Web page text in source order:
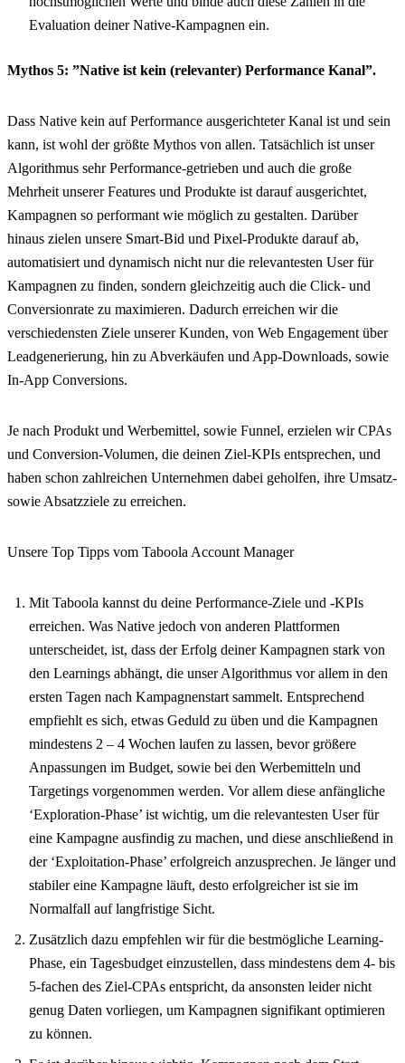
Evaluation deiner Native-Kampagnen ein.
Mythos 5: ”Native ist kein (relevanter) Performance Kanal”.
Dass Native kein auf Performance ausgerichteter Kanal ist und sein
kann, ist wohl der größte Mythos von allen. Tatsächlich ist unser
Algorithmus sehr Performance-getrieben und auch die große
Mehrheit unserer Features und Produkte ist darauf ausgerichtet,
Kampagnen so performant wie möglich zu gestalten. Darüber
hinaus zielen unsere Smart-Bid und Pixel-Produkte darauf ab,
automatisiert und dynamisch nicht nur die relevantesten User für
Kampagnen zu finden, sondern gleichzeitig auch die Click- und
Conversionrate zu maximieren. Dadurch erreichen wir die
verschiedensten Ziele unserer Kunden, von Web Engagement über
Leadgenerierung, hin zu Abverkäufen und App-Downloads, sowie
In-App Conversions.
Je nach Produkt und Werbemittel, sowie Funnel, erzielen wir CPAs
und Conversion-Volumen, die deinen Ziel-KPIs entsprechen, und
haben schon zahlreichen Unternehmen dabei geholfen, ihre Umsatz-
sowie Absatzziele zu erreichen.
Unsere Top Tipps vom Taboola Account Manager
Mit Taboola kannst du deine Performance-Ziele und -KPIs
erreichen. Was Native jedoch von anderen Plattformen
unterscheidet, ist, dass der Erfolg deiner Kampagnen stark von
den Learnings abhängt, die unser Algorithmus vor allem in den
ersten Tagen nach Kampagnenstart sammelt. Entsprechend
empfiehlt es sich, etwas Geduld zu üben und die Kampagnen
mindestens 2 – 4 Wochen laufen zu lassen, bevor größere
Anpassungen im Budget, sowie bei den Werbemitteln und
Targetings vorgenommen werden. Vor allem diese anfängliche
‘Exploration-Phase’ ist wichtig, um die relevantesten User für
eine Kampagne ausfindig zu machen, und diese anschließend in
der ‘Exploitation-Phase’ erfolgreich anzusprechen. Je länger und
stabiler eine Kampagne läuft, desto erfolgreicher ist sie im
Normalfall auf langfristige Sicht.
Zusätzlich dazu empfehlen wir für die bestmögliche Learning-
Phase, ein Tagesbudget einzustellen, dass mindestens dem 4- bis
5-fachen des Ziel-CPAs entspricht, da ansonsten leider nicht
genug Daten vorliegen, um Kampagnen signifikant optimieren
zu können.